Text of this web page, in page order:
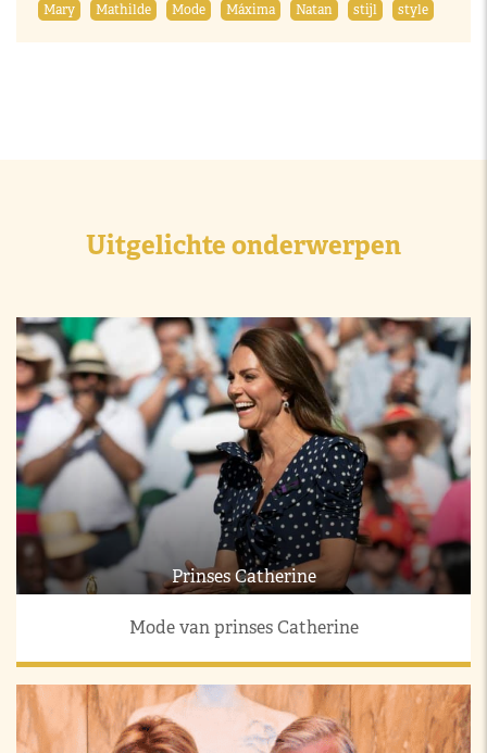
Mary
Mathilde Mode Máxima Natan stijl style
Uitgelichte onderwerpen
Prinses Catherine
Mode van prinses Catherine